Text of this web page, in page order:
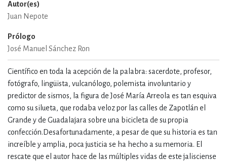
Autor(es)
Juan Nepote
Prólogo
José Manuel Sánchez Ron
Científico en toda la acepción de la palabra: sacerdote, profesor,
fotógrafo, lingüista, vulcanólogo, polemista involuntario y
predictor de sismos, la figura de José María Arreola es tan esquiva
como su silueta, que rodaba veloz por las calles de Zapotlán el
Grande y de Guadalajara sobre una bicicleta de su propia
confección.Desafortunadamente, a pesar de que su historia es tan
increíble y amplia, poca justicia se ha hecho a su memoria. El
rescate que el autor hace de las múltiples vidas de este jalisciense